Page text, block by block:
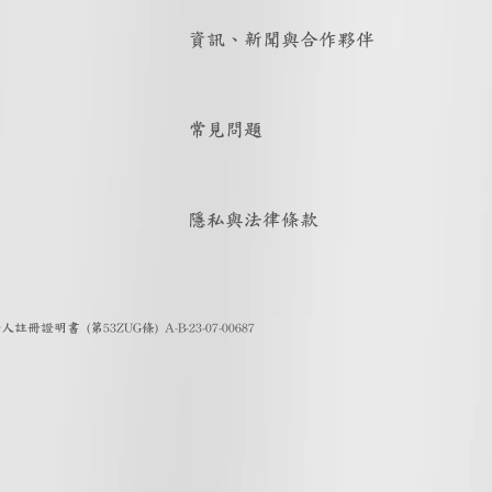
資訊、新聞與合作夥伴
常見問題
隱私與法律條款
註冊證明書 (第53ZUG條) A-B-23-07-00687